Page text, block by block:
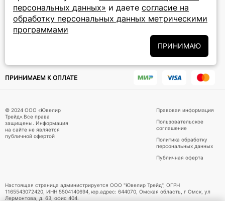
персональных данных» и даете согласие на
обработку персональных данных метрическими
программами
ПРИНИМАЮ
Подписаться на новости
Подписываясь на рассылку, вы соглашаетесь с условиями
ПРИНИМАЕМ К ОПЛАТЕ
© 2024 ООО «Ювелир
Трейд».Все права
защищены. Информация
на сайте не является
публичной офертой
Правовая информация
Пользовательское
соглашение
Политика обработку
персональных данных
Публичная оферта
Настоящая страница администрируется ООО "Ювелир Трейд", ОГРН
1165543072420, ИНН 5504140694, юр.адрес: 644070, Омская область, г Омск, ул
Лермонтова, д. 63, офис 404.